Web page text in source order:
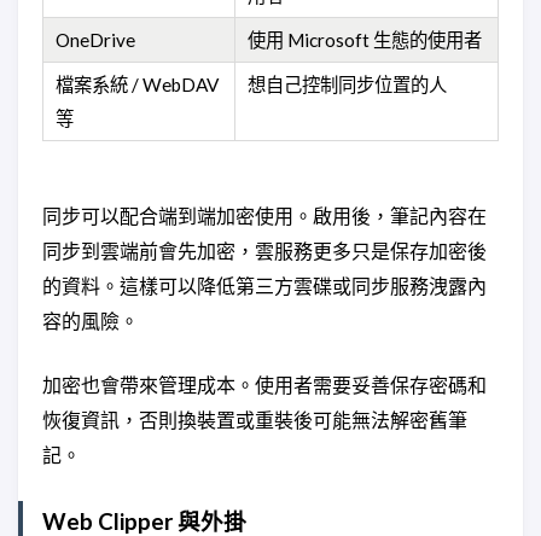
OneDrive 使用 Microsoft 生態的使用者
檔案系統 / WebDAV
等
想自己控制同步位置的人
同步可以配合端到端加密使用。啟用後，筆記內容在
同步到雲端前會先加密，雲服務更多只是保存加密後
的資料。這樣可以降低第三方雲碟或同步服務洩露內
容的風險。
加密也會帶來管理成本。使用者需要妥善保存密碼和
恢復資訊，否則換裝置或重裝後可能無法解密舊筆
記。
Web Clipper 與外掛